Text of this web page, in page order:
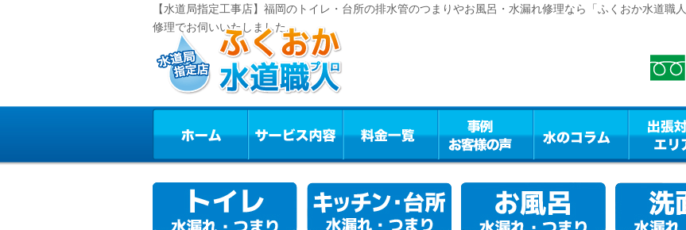
【水道局指定工事店】福岡のトイレ・台所の排水管のつまりやお風呂・水漏れ修理なら「ふくおか水道職
修理でお伺いいたしました。